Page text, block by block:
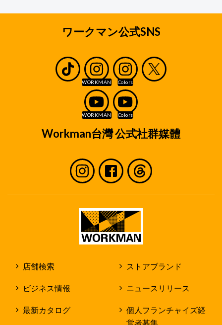
ワークマン公式SNS
Workman台灣 公式社群媒體
店舗検索 ストアブランド
ビジネス情報 ニュースリリース
最新カタログ
個人フランチャイズ経
営者募集